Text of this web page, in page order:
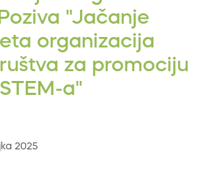
"Jačanje
organizacija
za promociju
STEM-a"
2025